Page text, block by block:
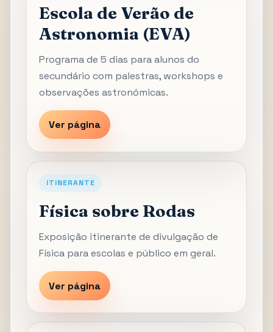
Escola de Verão de
Astronomia (EVA)
Programa de 5 dias para alunos do
secundário com palestras, workshops e
observações astronómicas.
Ver página
ITINERANTE
Física sobre Rodas
Exposição itinerante de divulgação de
Física para escolas e público em geral.
Ver página